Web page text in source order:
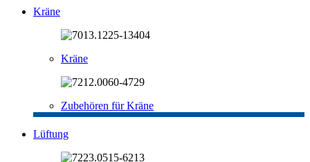
Kräne
Kräne
Zubehören für Kräne
Lüftung